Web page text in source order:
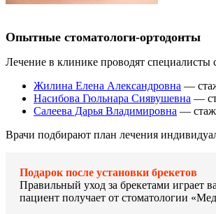
Опытные стоматологи-ортодонты
Лечение в клинике проводят
Жилина Елена Александровна —
Насибова Гюльнара Сиявушевна —
Салеева Дарья Владимировна — стаж
Врачи подбирают план лечения
Подарок после установки брекетов
Правильный уход за брекетами играет
пациент получает от стоматологии